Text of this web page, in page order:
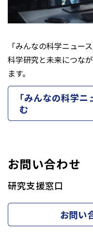
「みんなの科学ニュー
科学研究と未来につな
ます。
「みんなの科学ニ
む
お問い合わせ
研究支援窓口
お問い